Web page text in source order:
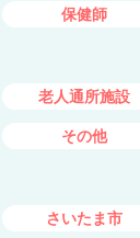
保健師
老人通所施設
その他
さいたま市